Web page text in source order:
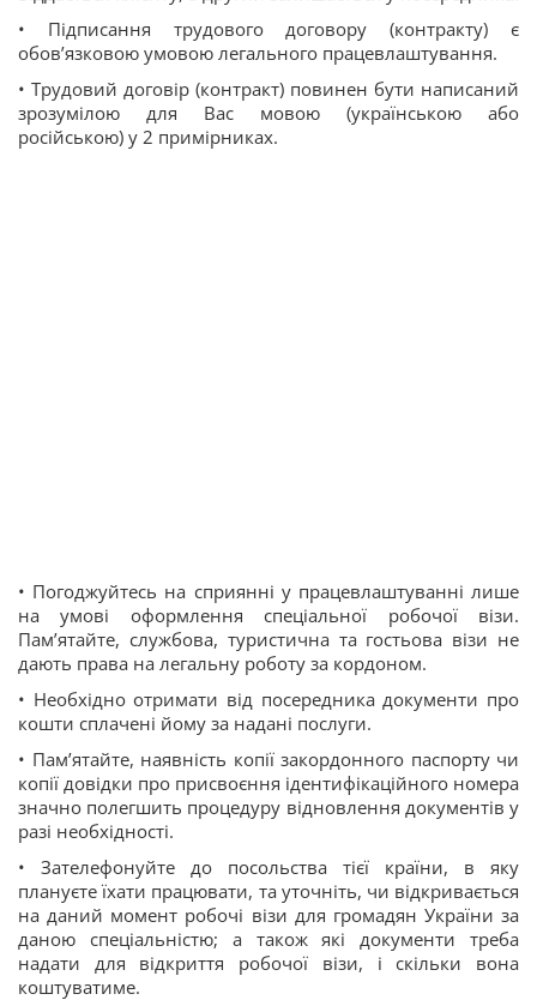
• Підписання трудового договору (контракту) є
обов’язковою умовою легального працевлаштування.
• Трудовий договір (контракт) повинен бути написаний
зрозумілою для Вас мовою (українською або
російською) у 2 примірниках.
• Погоджуйтесь на сприянні у працевлаштуванні лише
на умові оформлення спеціальної робочої візи.
Пам’ятайте, службова, туристична та гостьова візи не
дають права на легальну роботу за кордоном.
• Необхідно отримати від посередника документи про
кошти сплачені йому за надані послуги.
• Пам’ятайте, наявність копії закордонного паспорту чи
копії довідки про присвоєння ідентифікаційного номера
значно полегшить процедуру відновлення документів у
разі необхідності.
• Зателефонуйте до посольства тієї країни, в яку
плануєте їхати працювати, та уточніть, чи відкривається
на даний момент робочі візи для громадян України за
даною спеціальністю; а також які документи треба
надати для відкриття робочої візи, і скільки вона
коштуватиме.